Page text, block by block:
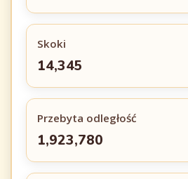
Skoki
14,345
Przebyta odległość
1,923,780